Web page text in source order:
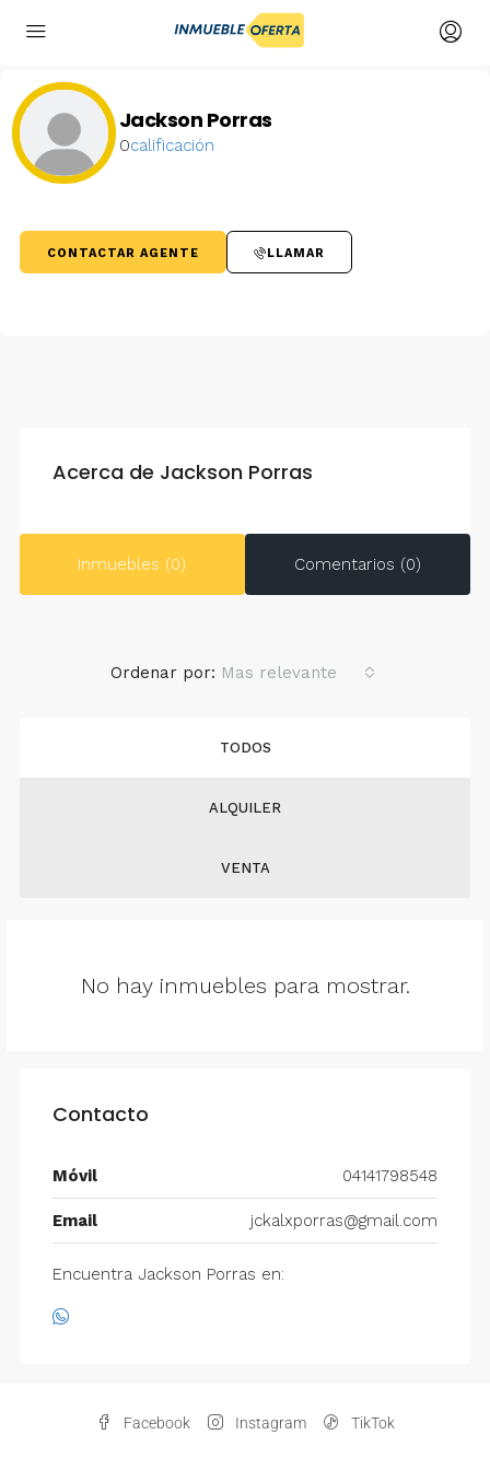
Jackson Porras
0calificación
CONTACTAR AGENTE LLAMAR
Acerca de Jackson Porras
Inmuebles (0) Comentarios (0)
TODOS
ALQUILER
VENTA
Ordenar por: Mas relevante
No hay inmuebles para mostrar.
Contacto
Móvil 04141798548
Email jckalxporras@gmail.com
Encuentra Jackson Porras en:
Facebook Instagram TikTok